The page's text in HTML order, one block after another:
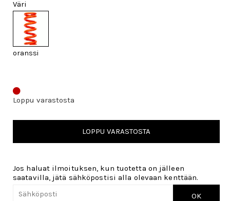
Väri
oranssi
Loppu varastosta
LOPPU VARASTOSTA
Jos haluat ilmoituksen, kun tuotetta on jälleen
saatavilla, jätä sähköpostisi alla olevaan kenttään.
OK